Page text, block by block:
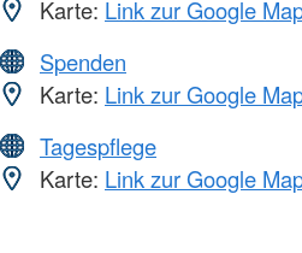
Karte: Link zur Google
Spenden
Karte: Link zur Google
Tagespflege
Karte: Link zur Google